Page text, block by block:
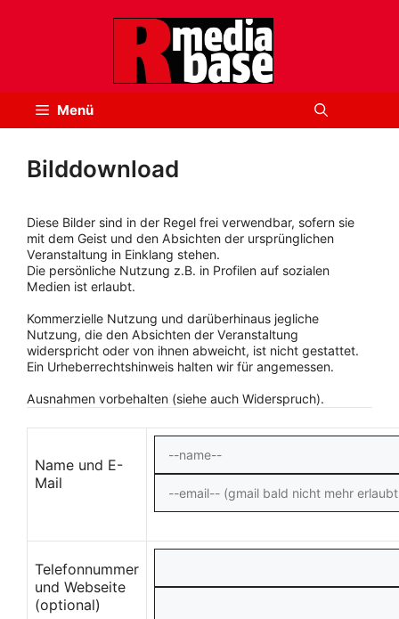
Menü
Bilddownload
Diese Bilder sind in der Regel frei verwendbar, sofern sie
mit dem Geist und den Absichten der ursprünglichen
Veranstaltung in Einklang stehen.
Die persönliche Nutzung z.B. in Profilen auf sozialen
Medien ist erlaubt.
Kommerzielle Nutzung und darüberhinaus jegliche
Nutzung, die den Absichten der Veranstaltung
widerspricht oder von ihnen abweicht, ist nicht gestattet.
Ein Urheberrechtshinweis halten wir für angemessen.
Ausnahmen vorbehalten (siehe auch Widerspruch).
Name und E-
Mail
Telefonnummer
und Webseite
(optional)